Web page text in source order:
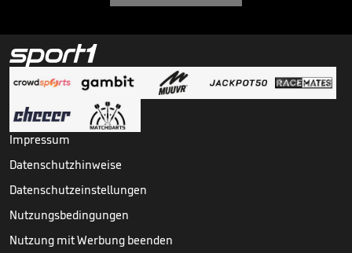
Impressum
Datenschutzhinweise
Datenschutzeinstellungen
Nutzungsbedingungen
Nutzung mit Werbung beenden